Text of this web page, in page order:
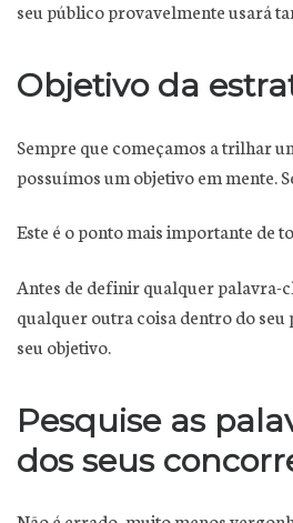
seu público provavelmente usará
Objetivo da
Sempre que começamos a trilhar
possuímos um objetivo em mente.
Este é o ponto mais importante de
Antes de definir qualquer palavra-
qualquer outra coisa dentro do seu
seu objetivo.
Pesquise as
dos seus